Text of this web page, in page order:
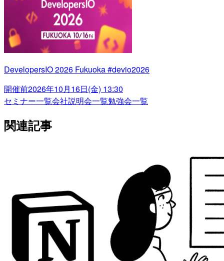
DevelopersIO 2026 Fukuoka #devio2026
開催前2026年10月16日(金) 13:30
セミナー一覧会社説明会一覧勉強会一覧
関連記事